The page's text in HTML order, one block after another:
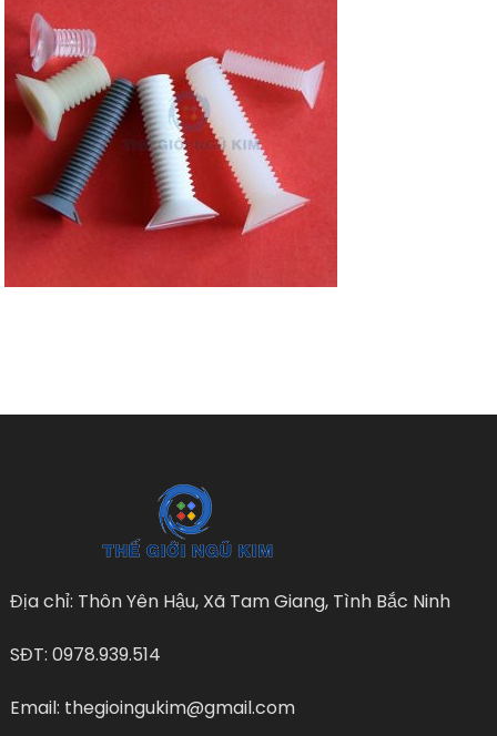
Địa chỉ: Thôn Yên Hậu, Xã Tam Giang, Tình Bắc Ninh
SĐT: 0978.939.514
Email: thegioingukim@gmail.com